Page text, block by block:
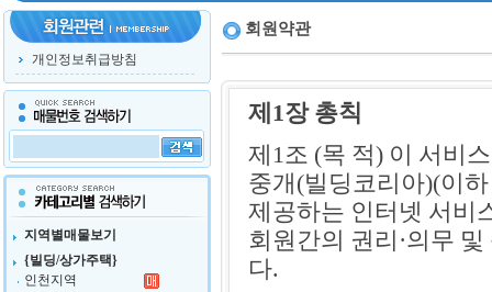
개인정보취급방침
지역별매물보기
{빌딩/상가주택}
인천지역
회원약관
제1장 총칙
제1조 (목 적) 이 서비
중개(빌딩코리아)(이
제공하는 인터넷 서비
회원간의 권리·의무
다.